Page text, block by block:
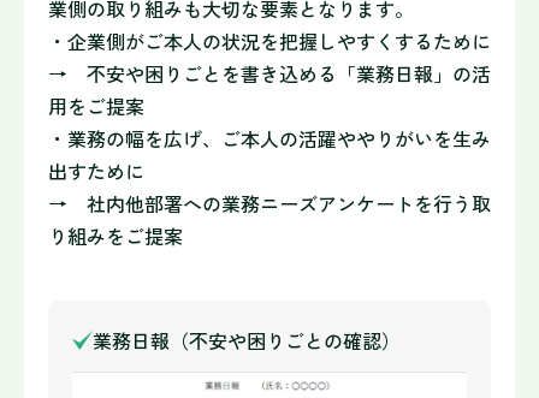
業側の取り組みも大切な要素となります。
・企業側がご本人の状況を把握しやすくするために
→ 不安や困りごとを書き込める「業務日報」の活
用をご提案
・業務の幅を広げ、ご本人の活躍ややりがいを生み
出すために
→ 社内他部署への業務ニーズアンケートを行う取
り組みをご提案
業務日報（不安や困りごとの確認）